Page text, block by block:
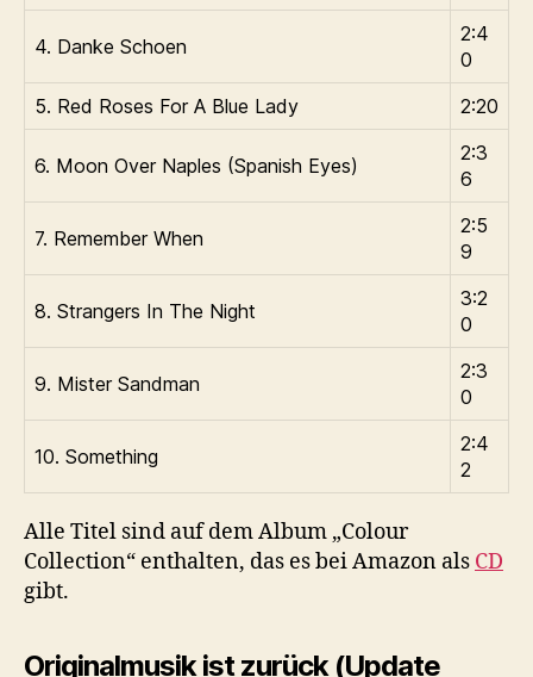
4. Danke Schoen
2:4
0
5. Red Roses For A Blue Lady
2:20
6. Moon Over Naples (Spanish Eyes)
2:3
6
7. Remember When
2:5
9
8. Strangers In The Night
3:2
0
9. Mister Sandman
2:3
0
10. Something
2:4
2
Alle Titel sind auf dem Album „Colour
Collection“ enthalten, das es bei Amazon als CD
gibt.
Originalmusik ist zurück (Update